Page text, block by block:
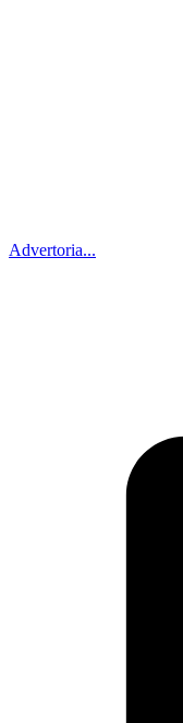
Advertoria...